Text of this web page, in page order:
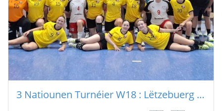
3 Natiounen Turnéier W18 : Lëtzebuerg 🇱🇺 – 🇧🇪 Belsch 17 - 36